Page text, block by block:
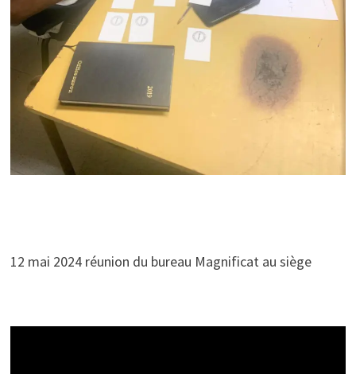
12 mai 2024 réunion du bureau Magnificat au siège